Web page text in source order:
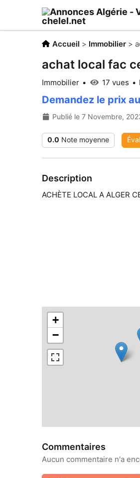
Accueil > Immobilier >
achat local fac
Immobilier 17 vues
Demandez le prix
Publié le 7 Novembre,
0.0 Note moyenne
Description
ACHÈTE LOCAL A ALGER
+
−
Commentaires
Aucun commentaire n'a